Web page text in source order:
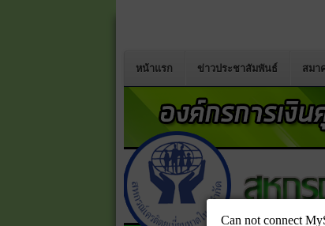
หน้าแรก ข่าวประชาสัมพันธ์ สมา